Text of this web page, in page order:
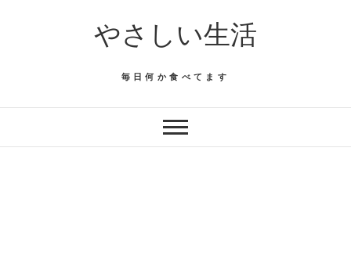
やさしい生活
毎日何か食べてます